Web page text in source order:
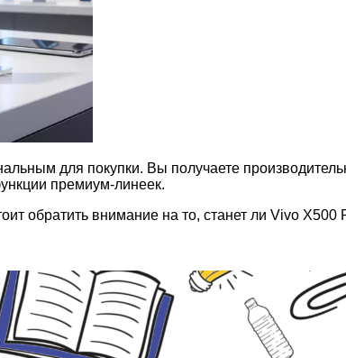
для покупки. Вы получаете
премиум-линеек.
обратить внимание на то, станет ли Vivo